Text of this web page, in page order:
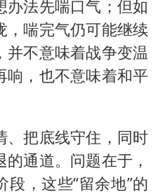
办法先喘口气；但如
，喘完气仍可能继续
并不意味着战争变温
响，也不意味着和平
、把底线守住，同时
通道。问题在于，
，这些“留余地”的